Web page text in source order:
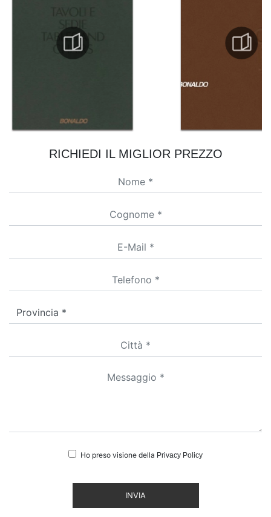
RICHIEDI IL MIGLIOR PREZZO
Ho preso visione della Privacy Policy
INVIA